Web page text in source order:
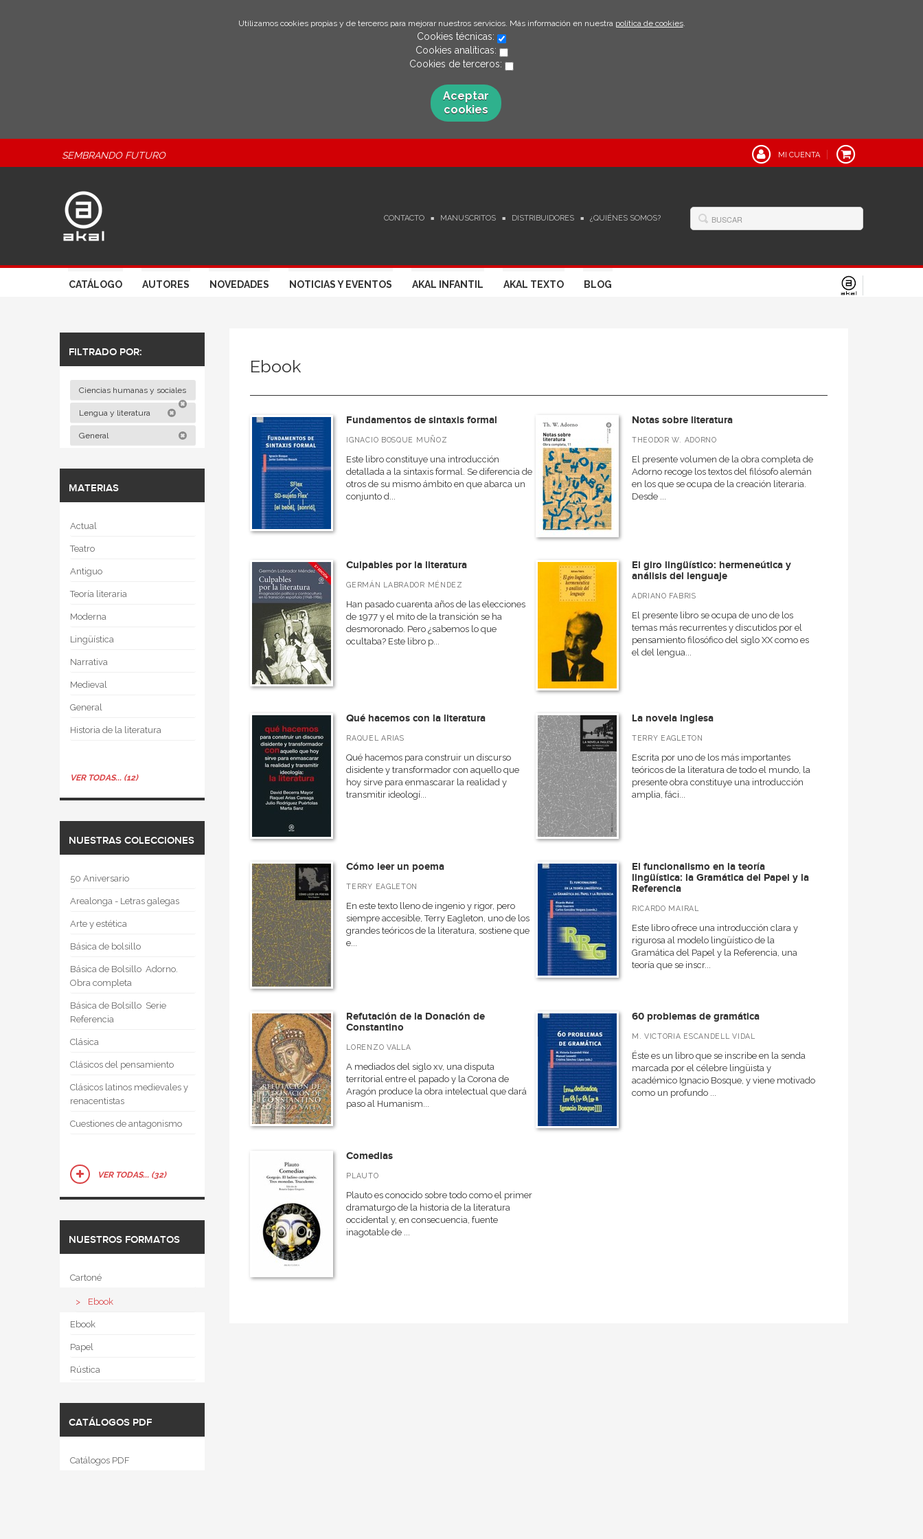
Utilizamos cookies propias y de terceros para mejorar nuestros servicios. Más información en nuestra política de cookies.
Cookies técnicas:
Cookies analíticas:
Cookies de terceros:
Aceptar
cookies
SEMBRANDO FUTURO MI CUENTA
CONTACTO MANUSCRITOS DISTRIBUIDORES ¿QUIÉNES SOMOS?
CATÁLOGO AUTORES NOVEDADES NOTICIAS Y EVENTOS AKAL INFANTIL AKAL TEXTO BLOG
FILTRADO POR:
Ciencias humanas y sociales
Lengua y literatura
General
MATERIAS
Actual
Teatro
Antiguo
Teoría literaria
Moderna
Lingüística
Narrativa
Medieval
General
Historia de la literatura
VER TODAS... (12)
NUESTRAS COLECCIONES
50 Aniversario
Arealonga - Letras galegas
Arte y estética
Básica de bolsillo
Básica de Bolsillo  Adorno.
Obra completa
Básica de Bolsillo  Serie
Referencia
Clásica
Clásicos del pensamiento
Clásicos latinos medievales y
renacentistas
Cuestiones de antagonismo
VER TODAS... (32)
NUESTROS FORMATOS
Cartoné
Ebook
Ebook
Papel
Rústica
CATÁLOGOS PDF
Catálogos PDF
Ebook
Fundamentos de sintaxis formal
IGNACIO BOSQUE MUÑOZ
Este libro constituye una introducción
detallada a la sintaxis formal. Se diferencia de
otros de su mismo ámbito en que abarca un
conjunto d...
Notas sobre literatura
THEODOR W. ADORNO
El presente volumen de la obra completa de
Adorno recoge los textos del filósofo alemán
en los que se ocupa de la creación literaria.
Desde ...
Culpables por la literatura
GERMÁN LABRADOR MÉNDEZ
Han pasado cuarenta años de las elecciones
de 1977 y el mito de la transición se ha
desmoronado. Pero ¿sabemos lo que
ocultaba? Este libro p...
El giro lingüístico: hermeneútica y
análisis del lenguaje
ADRIANO FABRIS
El presente libro se ocupa de uno de los
temas más recurrentes y discutidos por el
pensamiento filosófico del siglo XX como es
el del lengua...
Qué hacemos con la literatura
RAQUEL ARIAS
Qué hacemos para construir un discurso
disidente y transformador con aquello que
hoy sirve para enmascarar la realidad y
transmitir ideologí...
La novela inglesa
TERRY EAGLETON
Escrita por uno de los más importantes
teóricos de la literatura de todo el mundo, la
presente obra constituye una introducción
amplia, fáci...
Cómo leer un poema
TERRY EAGLETON
En este texto lleno de ingenio y rigor, pero
siempre accesible, Terry Eagleton, uno de los
grandes teóricos de la literatura, sostiene que
e...
El funcionalismo en la teoría
lingüística: la Gramática del Papel y la
Referencia
RICARDO MAIRAL
Este libro ofrece una introducción clara y
rigurosa al modelo lingüístico de la
Gramática del Papel y la Referencia, una
teoría que se inscr...
Refutación de la Donación de
Constantino
LORENZO VALLA
A mediados del siglo xv, una disputa
territorial entre el papado y la Corona de
Aragón produce la obra intelectual que dará
paso al Humanism...
60 problemas de gramática
M. VICTORIA ESCANDELL VIDAL
Éste es un libro que se inscribe en la senda
marcada por el célebre lingüista y
académico Ignacio Bosque, y viene motivado
como un profundo ...
Comedias
PLAUTO
Plauto es conocido sobre todo como el primer
dramaturgo de la historia de la literatura
occidental y, en consecuencia, fuente
inagotable de ...